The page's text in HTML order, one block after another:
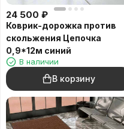
24 500 ₽
Коврик-дорожка против
скольжения Цепочка
0,9*12м синий
В наличии
В корзину